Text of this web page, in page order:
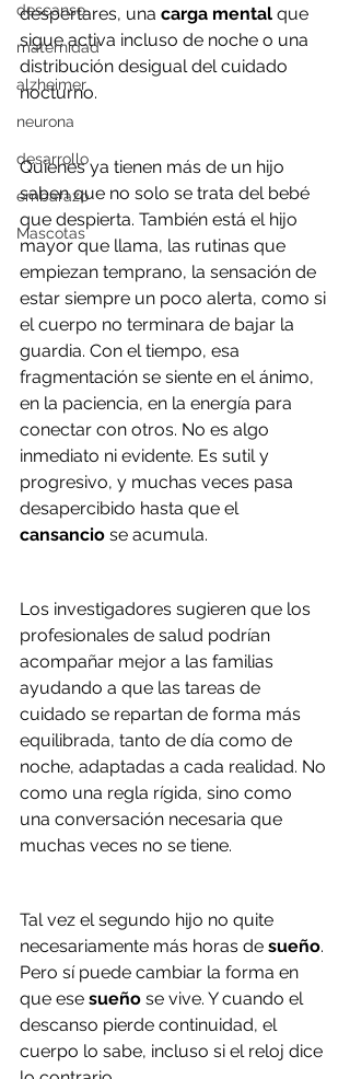
descanso
maternidad
alzheimer
neurona
desarrollo
embarazo
Mascotas
despertares, una carga mental que
sigue activa incluso de noche o una
distribución desigual del cuidado
nocturno.
Quienes ya tienen más de un hijo
saben que no solo se trata del bebé
que despierta. También está el hijo
mayor que llama, las rutinas que
empiezan temprano, la sensación de
estar siempre un poco alerta, como si
el cuerpo no terminara de bajar la
guardia. Con el tiempo, esa
fragmentación se siente en el ánimo,
en la paciencia, en la energía para
conectar con otros. No es algo
inmediato ni evidente. Es sutil y
progresivo, y muchas veces pasa
desapercibido hasta que el
cansancio se acumula.
Los investigadores sugieren que los
profesionales de salud podrían
acompañar mejor a las familias
ayudando a que las tareas de
cuidado se repartan de forma más
equilibrada, tanto de día como de
noche, adaptadas a cada realidad. No
como una regla rígida, sino como
una conversación necesaria que
muchas veces no se tiene.
Tal vez el segundo hijo no quite
necesariamente más horas de sueño.
Pero sí puede cambiar la forma en
que ese sueño se vive. Y cuando el
descanso pierde continuidad, el
cuerpo lo sabe, incluso si el reloj dice